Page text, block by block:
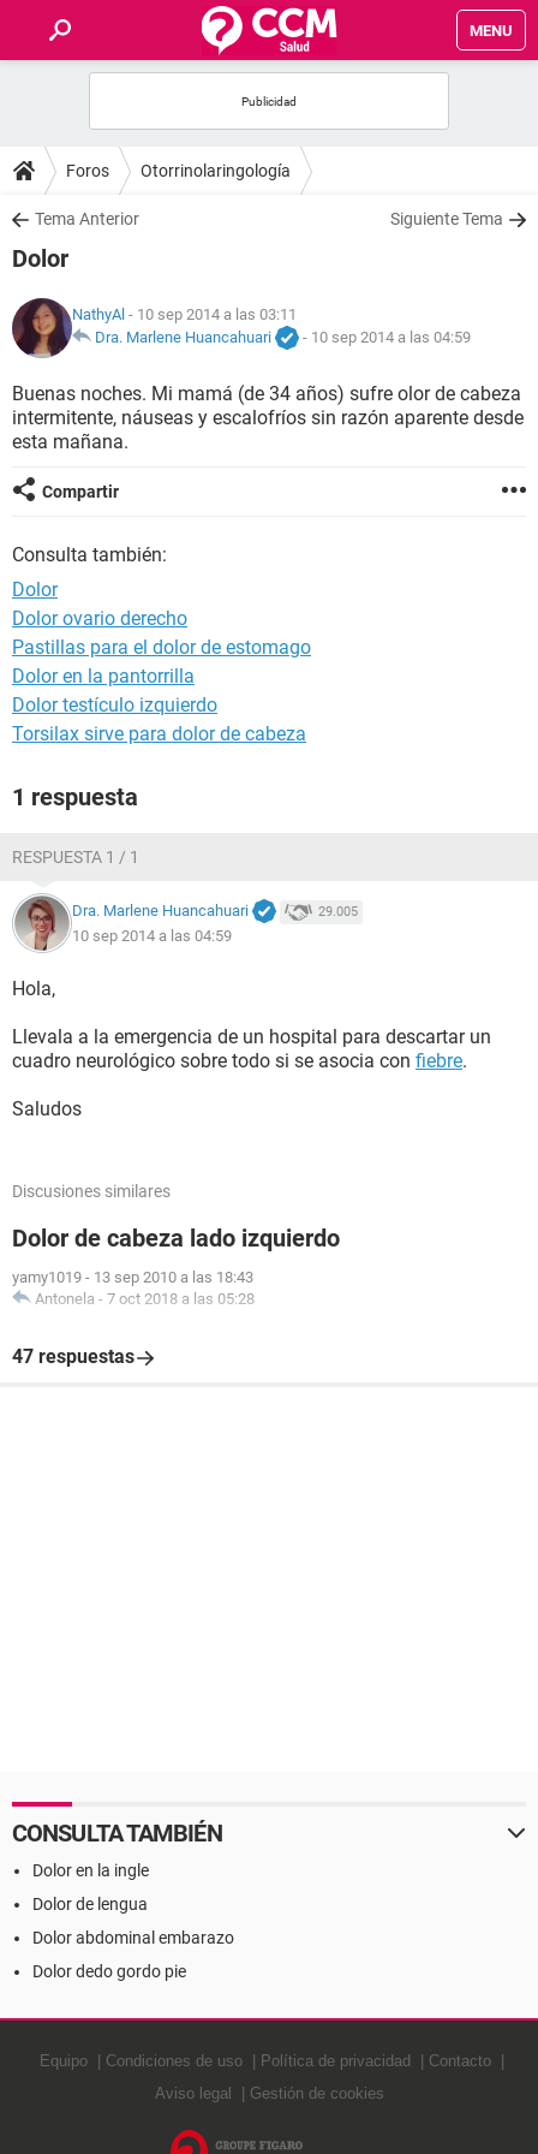
MENU
FOROS
SALUD
NUTRICIÓN
BIENESTAR
Foros Otorrinolaringología
Tema Anterior Siguiente Tema
Dolor
NathyAl - 10 sep 2014 a las 03:11
Dra. Marlene Huancahuari
- 10 sep 2014 a las 04:59
Buenas noches. Mi mamá (de 34 años) sufre olor de cabeza
intermitente, náuseas y escalofríos sin razón aparente desde
esta mañana.
Compartir
Consulta también:
Dolor
Dolor ovario derecho
Pastillas para el dolor de estomago
Dolor en la pantorrilla
Dolor testículo izquierdo
Torsilax sirve para dolor de cabeza
1 respuesta
RESPUESTA 1 / 1
Dra. Marlene Huancahuari 29.005
10 sep 2014 a las 04:59
Hola,
Llevala a la emergencia de un hospital para descartar un
cuadro neurológico sobre todo si se asocia con fiebre.
Saludos
Discusiones similares
Dolor de cabeza lado izquierdo
yamy1019 - 13 sep 2010 a las 18:43
Antonela - 7 oct 2018 a las 05:28
47 respuestas
CONSULTA TAMBIÉN
Dolor en la ingle
Dolor de lengua
Dolor abdominal embarazo
Dolor dedo gordo pie
Equipo Condiciones de uso Política de privacidad
Contacto
Aviso legal
Gestión de cookies